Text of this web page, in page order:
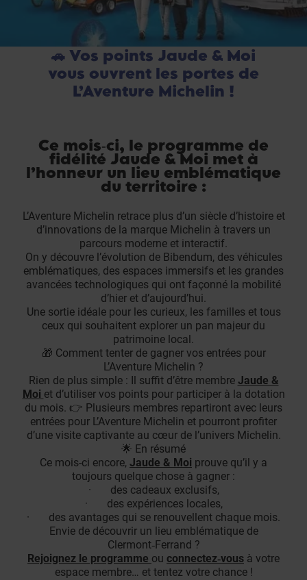
🚗 Vos points Jaude & Moi
vous ouvrent les portes de
L’Aventure Michelin !
Ce mois‑ci, le programme de
fidélité Jaude & Moi met à
l’honneur un lieu emblématique
du territoire :
L’Aventure Michelin retrace plus d’un siècle d’histoire et
d’innovations de la marque Michelin à travers un
parcours moderne et interactif.
On y découvre l’évolution de Bibendum, des véhicules
emblématiques, des espaces immersifs et les grandes
avancées technologiques qui ont façonné la mobilité
d’hier et d’aujourd’hui.
Une sortie idéale pour les curieux, les familles et tous
ceux qui souhaitent explorer un pan majeur du
patrimoine local.
🎁 Comment tenter de gagner vos entrées pour
L’Aventure Michelin ?
Rien de plus simple : Il suffit d’être membre Jaude &
Moi et d’utiliser vos points pour participer à la dotation
du mois. 👉 Plusieurs membres repartiront avec leurs
entrées pour L’Aventure Michelin et pourront profiter
d’une visite captivante au cœur de l’univers Michelin.
🌟 En résumé
Ce mois-ci encore, Jaude & Moi prouve qu’il y a
toujours quelque chose à gagner :
· des cadeaux exclusifs,
· des expériences locales,
· des avantages qui se renouvellent chaque mois.
Envie de découvrir un lieu emblématique de
Clermont‑Ferrand ?
Rejoignez le programme ou connectez‑vous à votre
espace membre… et tentez votre chance !